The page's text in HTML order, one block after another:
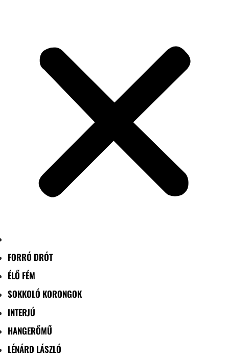
FORRÓ DRÓT
ÉLŐ FÉM
SOKKOLÓ KORONGOK
INTERJÚ
HANGERŐMŰ
LÉNÁRD LÁSZLÓ